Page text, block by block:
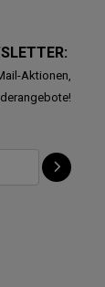
Aktionen,